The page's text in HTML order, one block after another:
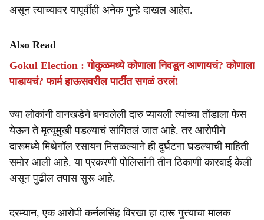
असून त्याच्यावर यापूर्वीही अनेक गुन्हे दाखल आहेत.
Also Read
Gokul Election : गोकुळमध्ये कोणाला निवडून आणायचं? कोणाला
पाडायचं? फार्म हाऊसवरील पार्टीत सगळं ठरलं!
ज्या लोकांनी वानखडेने बनवलेली दारु प्यायली त्यांच्या तोंडाला फेस
येऊन ते मृत्यूमुखी पडल्याचं सांगितलं जात आहे. तर आरोपीने
दारूमध्ये मिथेनॉल रसायन मिसळल्याने ही दुर्घटना घडल्याची माहिती
समोर आली आहे. या प्रकरणी पोलिसांनी तीन ठिकाणी कारवाई केली
असून पुढील तपास सुरू आहे.
दरम्यान, एक आरोपी कर्नलसिंह विरखा हा दारू गुत्त्याचा मालक